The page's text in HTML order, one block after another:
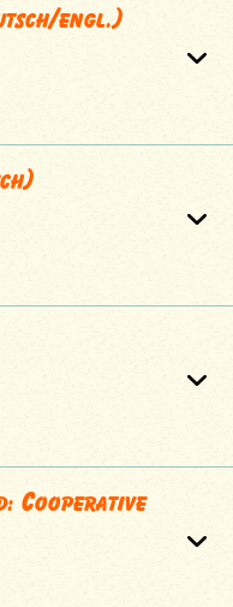
engl.)
Cooperative